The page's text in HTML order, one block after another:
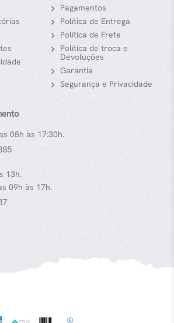
Pagamentos
Política de Entrega
Política de Frete
Política de troca e
Devoluções
Garantia
Segurança e Privacidade
08h às 17:30h.
13h.
09h às 17h.